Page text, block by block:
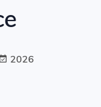
2026